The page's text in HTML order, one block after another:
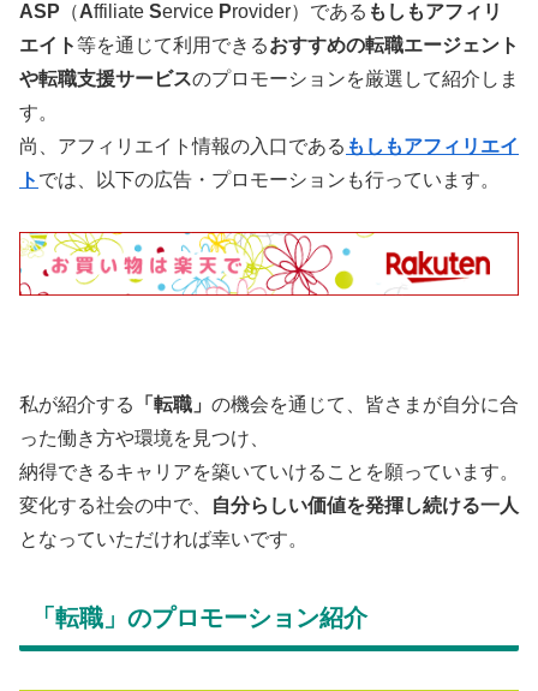
ASP （Affiliate Service Provider）である もしもアフィリ
エイト等を通じて利用できるおすすめの転職エージェント
や転職支援サービスのプロモーションを厳選して紹介しま
す。
尚、アフィリエイト情報の入口である もしもアフィリエイ
ト では、以下の広告・プロモーションも行っています。
私が紹介する 「転職」 の機会を通じて、皆さまが自分に合
った働き方や環境を見つけ、
納得できるキャリアを築いていけることを願っています。
変化する社会の中で、
自分らしい価値を発揮し続ける一人
となっていただければ幸いです。
「転職」のプロモーション紹介